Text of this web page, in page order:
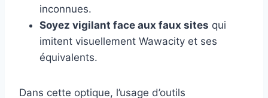
inconnues.
Soyez vigilant face aux faux sites qui
imitent visuellement Wawacity et ses
équivalents.
Dans cette optique, l’usage d’outils